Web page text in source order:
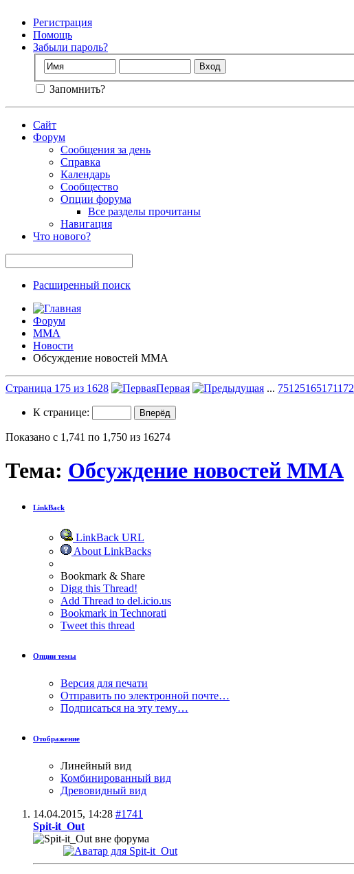
Регистрация
Помощь
Забыли пароль?
Запомнить?
Сайт
Форум
Сообщения за день
Справка
Календарь
Сообщество
Опции форума
Все разделы прочитаны
Навигация
Что нового?
Расширенный поиск
Форум
ММА
Новости
Обсуждение новостей ММА
Страница 175 из 1628 Первая ... 75125165171172
К странице:
Показано с 1,741 по 1,750 из 16274
Тема: Обсуждение новостей ММА
LinkBack
LinkBack URL
About LinkBacks
Bookmark & Share
Digg this Thread!
Add Thread to del.icio.us
Bookmark in Technorati
Tweet this thread
Опции темы
Версия для печати
Отправить по электронной почте…
Подписаться на эту тему…
Отображение
Линейный вид
Комбинированный вид
Древовидный вид
14.04.2015, 14:28 #1741
Spit-it_Out